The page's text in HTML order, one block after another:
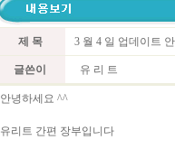
제 목 3 월 4 일 업데이트
글쓴이 유 리 트
안녕하세요 ^^
유리트 간편 장부입니다